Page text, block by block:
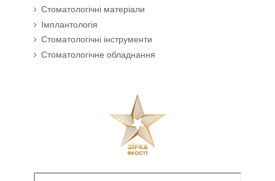
Стоматологічні матеріали
Імплантологія
Стоматологічні інструменти
Стоматологічне обладнання